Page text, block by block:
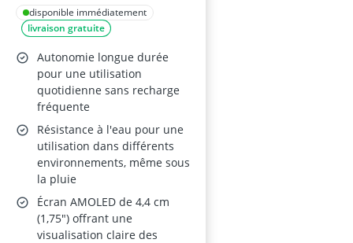
Silicone Rose
disponible immédiatement
livraison gratuite
Autonomie longue durée
pour une utilisation
quotidienne sans recharge
fréquente
Résistance à l'eau pour une
utilisation dans différents
environnements, même sous
la pluie
Écran AMOLED de 4,4 cm
(1,75") offrant une
visualisation claire des